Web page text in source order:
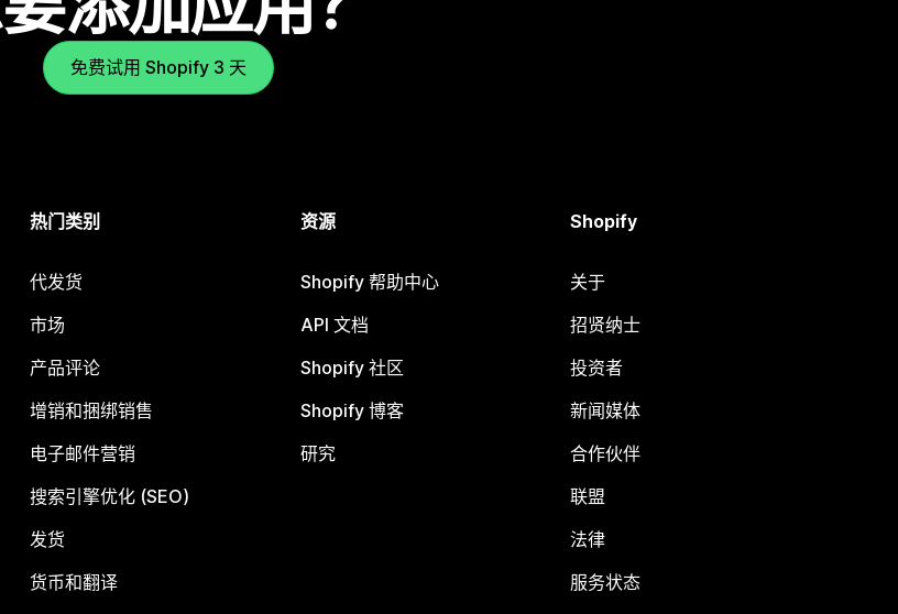
免费试用 Shopify 3 天
热门类别
代发货
市场
产品评论
增销和捆绑销售
电子邮件营销
搜索引擎优化 (SEO)
发货
货币和翻译
资源
Shopify 帮助中心
API 文档
Shopify 社区
Shopify 博客
研究
Shopify
关于
招贤纳士
投资者
新闻媒体
合作伙伴
联盟
法律
服务状态